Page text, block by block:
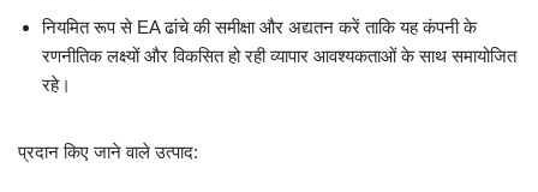
नियमित रूप से EA ढांचे की समीक्षा और अद्यतन करें ताकि यह कंपनी के
रणनीतिक लक्ष्यों और विकसित हो रही व्यापार आवश्यकताओं के साथ समायोजित
रहे।
प्रदान किए जाने वाले उत्पाद: